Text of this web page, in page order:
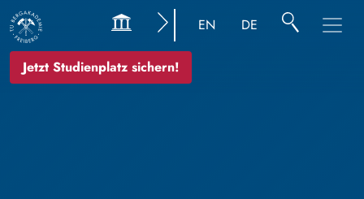
Jetzt Studienplatz sichern!
EN DE